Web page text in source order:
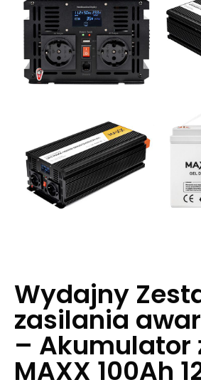
Wydajny
zasilania
– Akumulator
MAXX 100Ah